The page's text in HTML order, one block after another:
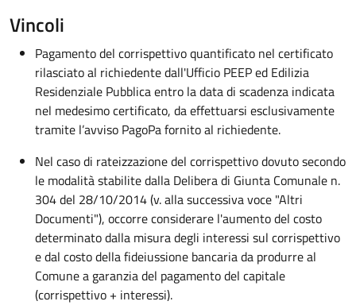
Vincoli
Pagamento del corrispettivo quantificato nel certificato
rilasciato al richiedente dall'Ufficio PEEP ed Edilizia
Residenziale Pubblica entro la data di scadenza indicata
nel medesimo certificato, da effettuarsi esclusivamente
tramite l’avviso PagoPa fornito al richiedente.
Nel caso di rateizzazione del corrispettivo dovuto secondo
le modalità stabilite dalla Delibera di Giunta Comunale n.
304 del 28/10/2014 (v. alla successiva voce "Altri
Documenti"), occorre considerare l'aumento del costo
determinato dalla misura degli interessi sul corrispettivo
e dal costo della fideiussione bancaria da produrre al
Comune a garanzia del pagamento del capitale
(corrispettivo + interessi).